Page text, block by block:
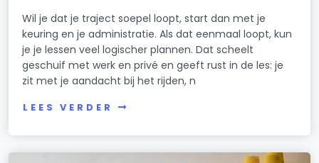
Wil je dat je traject soepel loopt, start dan met je
keuring en je administratie. Als dat eenmaal loopt, kun
je je lessen veel logischer plannen. Dat scheelt
geschuif met werk en privé en geeft rust in de les: je
zit met je aandacht bij het rijden, n
LEES VERDER